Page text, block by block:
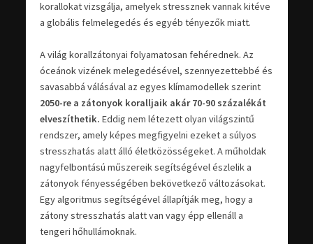
korallokat vizsgálja, amelyek stressznek vannak kitéve
a globális felmelegedés és egyéb tényezők miatt.
A világ korallzátonyai folyamatosan fehérednek. Az
óceánok vizének melegedésével, szennyezettebbé és
savasabbá válásával az egyes klímamodellek szerint
2050-re a zátonyok koralljaik akár 70-90 százalékát
elveszíthetik. Eddig nem létezett olyan világszintű
rendszer, amely képes megfigyelni ezeket a súlyos
stresszhatás alatt álló életközösségeket. A műholdak
nagyfelbontású műszereik segítségével észlelik a
zátonyok fényességében bekövetkező változásokat.
Egy algoritmus segítségével állapítják meg, hogy a
zátony stresszhatás alatt van vagy épp ellenáll a
tengeri hőhullámoknak.